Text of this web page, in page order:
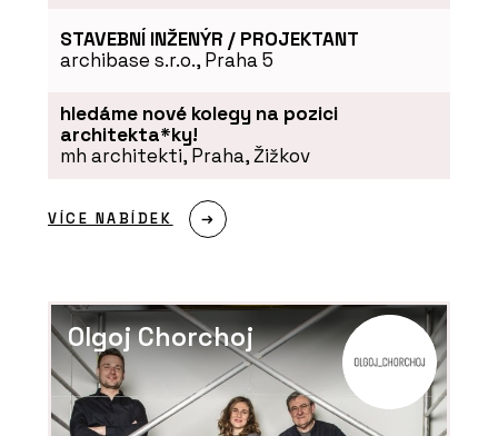
STAVEBNÍ INŽENÝR / PROJEKTANT
archibase s.r.o., Praha 5
hledáme nové kolegy na pozici
architekta*ky!
mh architekti, Praha, Žižkov
VÍCE NABÍDEK
Olgoj Chorchoj